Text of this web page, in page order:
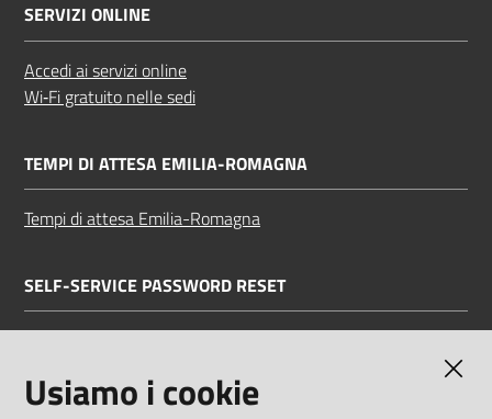
SERVIZI ONLINE
Accedi ai servizi online
Wi‑Fi gratuito nelle sedi
TEMPI DI ATTESA EMILIA-ROMAGNA
Tempi di attesa Emilia-Romagna
SELF-SERVICE PASSWORD RESET
Usiamo i cookie